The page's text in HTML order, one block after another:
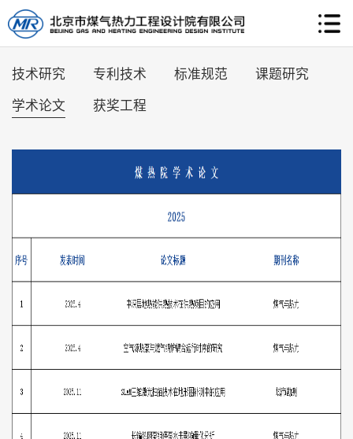
技术研究 专利技术 标准规范 课题研究
学术论文 获奖工程